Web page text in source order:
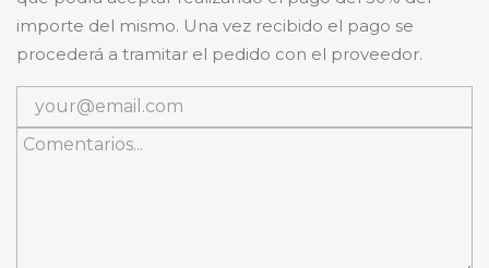
importe del mismo. Una vez recibido el pago se
procederá a tramitar el pedido con el proveedor.